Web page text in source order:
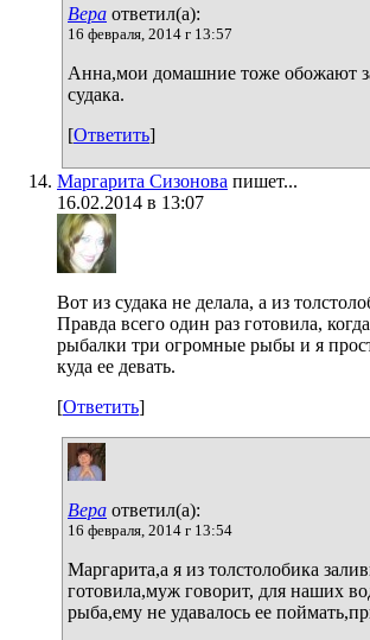
Вера ответил(а):
16 февраля, 2014 г 13:57
Анна,мои домашние тоже обожают
судака.
[Ответить]
Маргарита Сизонова пишет...
16.02.2014 в 13:07
Вот из судака не делала, а из
Правда всего один раз готовила,
рыбалки три огромные рыбы и я
куда ее девать.
[Ответить]
Вера ответил(а):
16 февраля, 2014 г 13:54
Маргарита,а я из толстолобика
готовила,муж говорит, для наших
рыба,ему не удавалось ее